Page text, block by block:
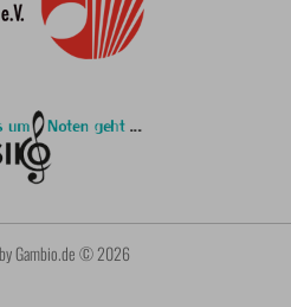
by Gambio.de © 2026